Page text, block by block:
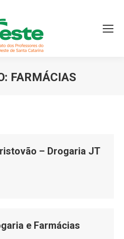
FARMÁCIAS
– Drogaria JT
e Farmácias